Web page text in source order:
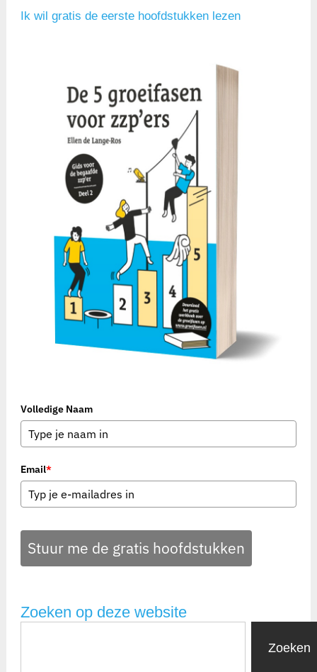
Ik wil gratis de eerste hoofdstukken lezen
Volledige Naam
Email*
Stuur me de gratis hoofdstukken
Zoeken op deze website
Zoeken